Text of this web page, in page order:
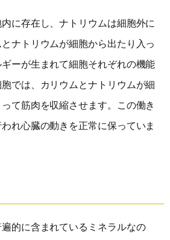
に存在し、ナトリウムは細胞外に
ナトリウムが細胞から出たり入っ
ーが生まれて細胞それぞれの機能
では、カリウムとナトリウムが細
て筋肉を収縮させます。この働き
れ心臓の動きを正常に保っていま
的に含まれているミネラルなの